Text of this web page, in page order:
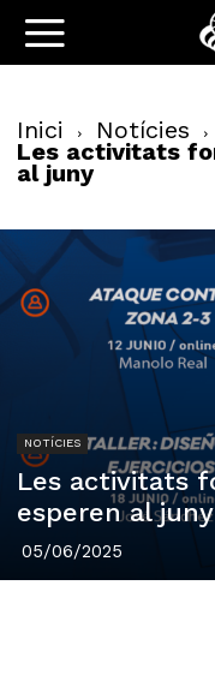
Inici Notícies
Les activitats
al juny
NOTÍCIES
Les activitats
esperen al juny
05/06/2025